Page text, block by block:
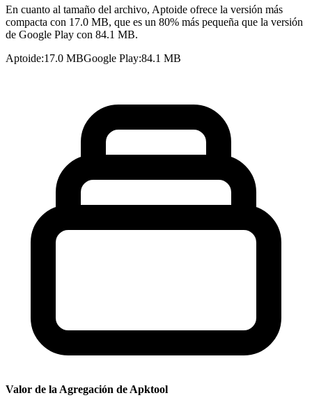
En cuanto al tamaño del archivo, Aptoide ofrece la versión más
compacta con 17.0 MB, que es un 80% más pequeña que la versión
de Google Play con 84.1 MB.
Aptoide:17.0 MBGoogle Play:84.1 MB
Valor de la Agregación de Apktool